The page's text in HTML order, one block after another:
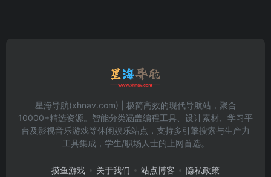
星海导航(xhnav.com) | 极简高效的现代导航站，聚合
10000+精选资源。智能分类涵盖编程工具、设计素材、学习平
台及影视音乐游戏等休闲娱乐站点，支持多引擎搜索与生产力
工具集成，学生/职场人士的上网首选。
摸鱼游戏 关于我们 站点博客 隐私政策